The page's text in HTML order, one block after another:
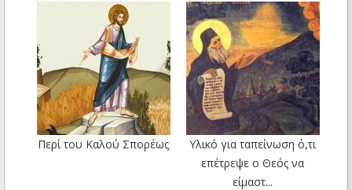
Περί του Καλού Σπορέως
Υλικό για ταπείνωση ό,τι
επέτρεψε ο Θεός να
είμαστ...